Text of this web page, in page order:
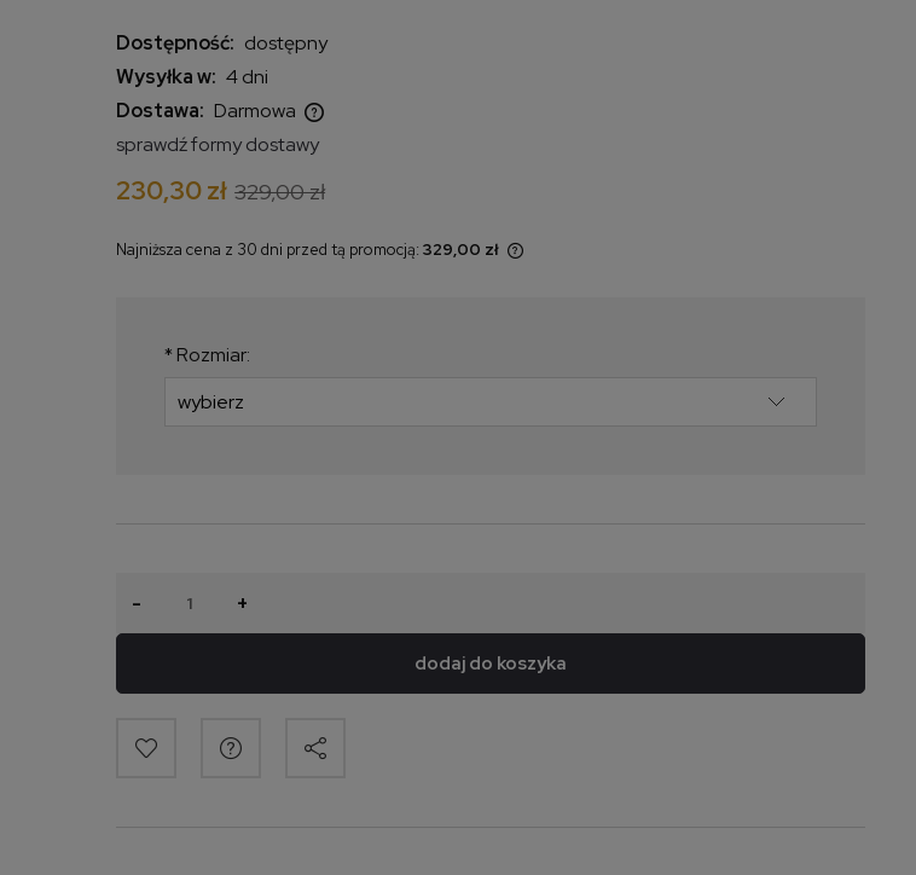
Dostępność: dostępny
Wysyłka w: 4 dni
Dostawa: Darmowa
kosztów płatności
sprawdź formy dostawy
230,30 zł 329,00 zł
Najniższa cena z 30 dni przed tą promocją: 329,00 zł
najniższa cena od momentu, kiedy
* Rozmiar:
- +
dodaj do koszyka